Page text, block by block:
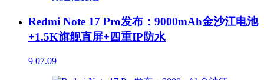
Redmi Note 17 Pro发布：9000mAh金沙江电池
+1.5K旗舰直屏+四重IP防水
9 07.09